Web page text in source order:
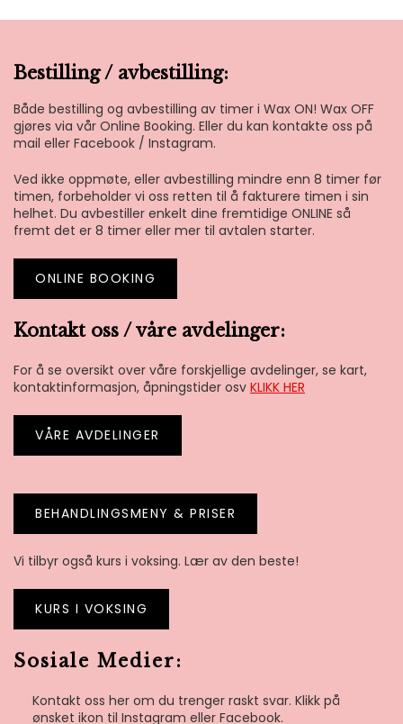
Bestilling / avbestilling:
Både bestilling og avbestilling av timer i Wax ON! Wax OFF
gjøres via vår Online Booking. Eller du kan kontakte oss på
mail eller Facebook / Instagram.
Ved ikke oppmøte, eller avbestilling mindre enn 8 timer før
timen, forbeholder vi oss retten til å fakturere timen i sin
helhet. Du avbestiller enkelt dine fremtidige ONLINE så
fremt det er 8 timer eller mer til avtalen starter.
ONLINE BOOKING
Kontakt oss / våre avdelinger:
For å se oversikt over våre forskjellige avdelinger, se kart,
kontaktinformasjon, åpningstider osv KLIKK HER
VÅRE AVDELINGER
BEHANDLINGSMENY & PRISER
Vi tilbyr også kurs i voksing. Lær av den beste!
KURS I VOKSING
Sosiale Medier:
Kontakt oss her om du trenger raskt svar. Klikk på
ønsket ikon til Instagram eller Facebook.